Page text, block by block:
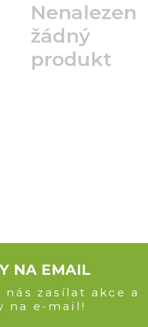
Nenalezen
žádný
produkt
NA EMAIL
zasílat akce a
na e-mail!